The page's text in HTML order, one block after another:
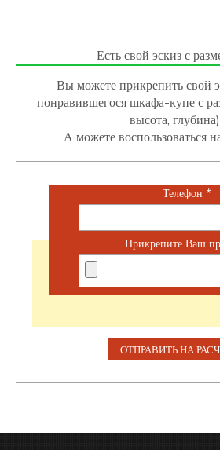
Есть свой эскиз с
Вы можете прикрепить свой
понравившегося шкафа-купе с
высота,
А можете воспользоваться
Телефон *
Прикрепите Ваш